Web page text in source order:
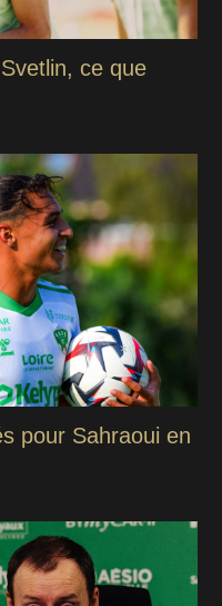
ce que
pour Sahraoui en